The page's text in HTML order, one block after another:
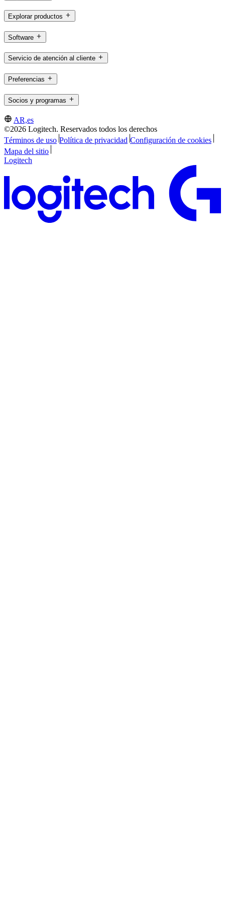
Explorar productos
Software
Servicio de atención al cliente
Preferencias
Socios y programas
AR,es
©2026 Logitech. Reservados todos los derechos
Términos de uso Política de privacidad Configuración de cookies
Mapa del sitio
Logitech